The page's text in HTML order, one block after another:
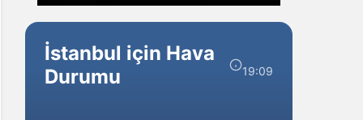
İstanbul için Hava
Durumu
19:09